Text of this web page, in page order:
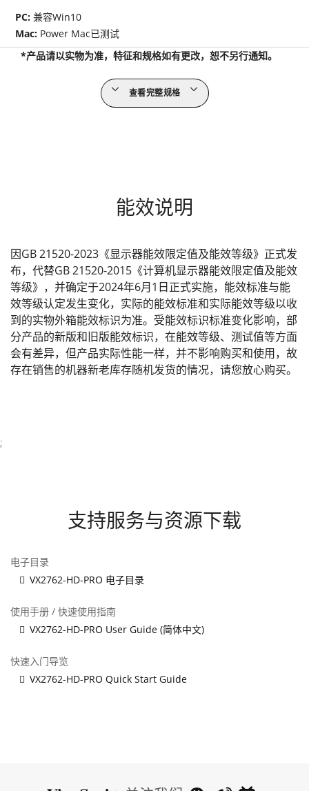
PC:兼容Win10
Mac: Power Mac已测试
*产品请以实物为准，特征和规格如有更改，恕不另行通知。
查看完整规格
能效说明
因GB 21520-2023《显示器能效限定值及能效等级》正式发
布，代替GB 21520-2015《计算机显示器能效限定值及能效
等级》，并确定于2024年6月1日正式实施，能效标准与能
效等级认定发生变化，实际的能效标准和实际能效等级以收
到的实物外箱能效标识为准。受能效标识标准变化影响，部
分产品的新版和旧版能效标识，在能效等级、测试值等方面
会有差异，但产品实际性能一样，并不影响购买和使用，故
存在销售的机器新老库存随机发货的情况，请您放心购买。
;
支持服务与资源下载
电子目录
VX2762-HD-PRO 电子目录
使用手册 / 快速使用指南
VX2762-HD-PRO User Guide (简体中文)
快速入门导览
VX2762-HD-PRO Quick Start Guide